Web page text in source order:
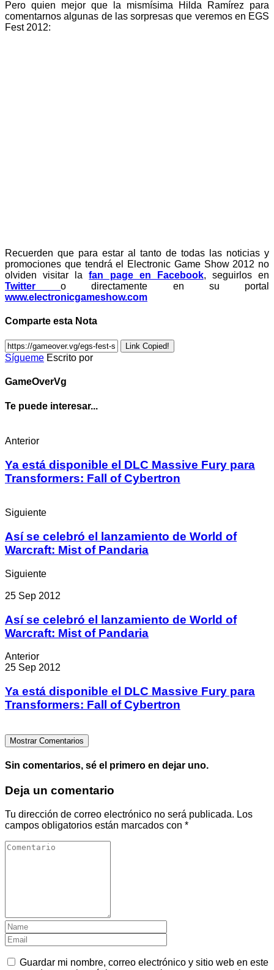
Pero quien mejor que la mismísima Hilda Ramírez para
comentarnos algunas de las sorpresas que veremos en EGS
Fest 2012:
Recuerden que para estar al tanto de todas las noticias y
promociones que tendrá el Electronic Game Show 2012 no
olviden visitar lafan page en Facebook, seguirlos en
Twitter
o directamente en su portal
www.electronicgameshow.com
Comparte esta Nota
Link Copied!
Sígueme Escrito por
GameOverVg
Te puede interesar...
Anterior
Ya está disponible el DLC Massive Fury para
Transformers: Fall of Cybertron
Siguiente
Así se celebró el lanzamiento de World of
Warcraft: Mist of Pandaria
Siguiente
25 Sep 2012
Así se celebró el lanzamiento de World of
Warcraft: Mist of Pandaria
Anterior
25 Sep 2012
Ya está disponible el DLC Massive Fury para
Transformers: Fall of Cybertron
Mostrar Comentarios
Sin comentarios, sé el primero en dejar uno.
Deja un comentario
Tu dirección de correo electrónico no será publicada. Los
campos obligatorios están marcados con *
Guardar mi nombre, correo electrónico y sitio web en este